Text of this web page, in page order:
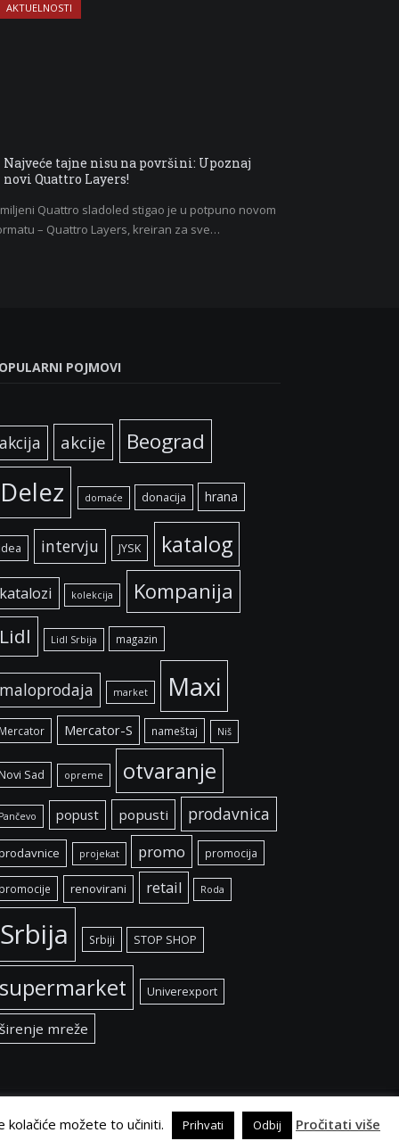
AKTUELNOSTI
Najveće tajne nisu na površini: Upoznaj
novi Quattro Layers!
Quattro sladoled stigao je u potpuno novom
– Quattro Layers, kreiran za sve…
POJMOVI
akcija akcije Beograd
Delez domaće donacija hrana
idea intervju JYSK katalog
katalozi kolekcija Kompanija
Lidl Lidl Srbija magazin
maloprodaja market Maxi
Mercator Mercator-S nameštaj Niš
Novi Sad opreme otvaranje
Pančevo popust popusti prodavnica
projekat promo promocija
promocije renovirani retail Roda
Srbija Srbiji STOP SHOP
supermarket Univerexport
širenje mreže
kolačiće možete to učiniti. Prihvati Odbij Pročitati više